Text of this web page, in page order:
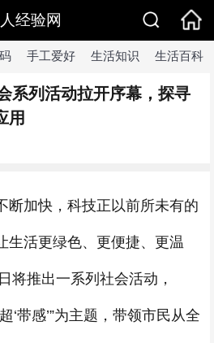
经验网
手工爱好 生活知识 生活百科
系列活动拉开序幕，探寻
用
断加快，科技正以前所未有的
生活更绿色、更便捷、更温
将推出一系列社会活动，
‘带感’”为主题，带领市民从全